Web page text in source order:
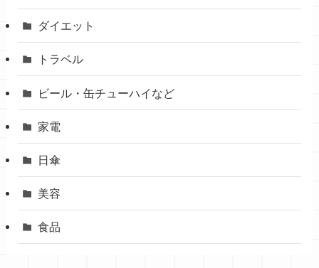
ダイエット
トラベル
ビール・缶チューハイなど
家電
日傘
美容
食品